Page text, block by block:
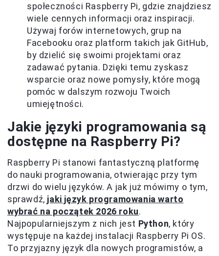
społeczności Raspberry Pi, gdzie znajdziesz
wiele cennych informacji oraz inspiracji.
Używaj forów internetowych, grup na
Facebooku oraz platform takich jak GitHub,
by dzielić się swoimi projektami oraz
zadawać pytania. Dzięki temu zyskasz
wsparcie oraz nowe pomysły, które mogą
pomóc w dalszym rozwoju Twoich
umiejętności.
Jakie języki programowania są
dostępne na Raspberry Pi?
Raspberry Pi stanowi fantastyczną platformę
do nauki programowania, otwierając przy tym
drzwi do wielu języków. A jak już mówimy o tym,
sprawdź, jaki język programowania warto
wybrać na początek 2026 roku.
Najpopularniejszym z nich jest Python, który
występuje na każdej instalacji Raspberry Pi OS.
To przyjazny język dla nowych programistów, a